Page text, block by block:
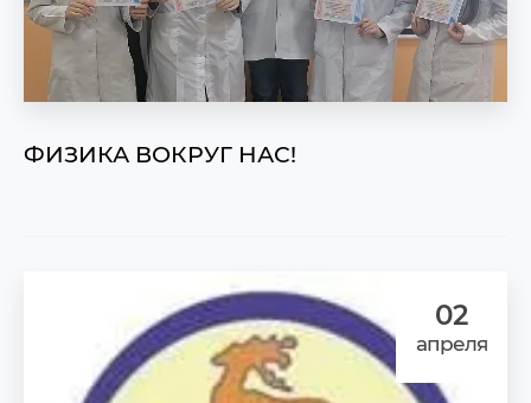
ФИЗИКА ВОКРУГ НАС!
02
апреля